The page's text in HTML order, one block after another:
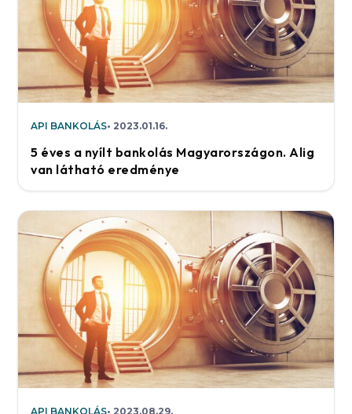
API BANKOLÁS 2023.01.16.
5 éves a nyílt bankolás Magyarországon. Alig
van látható eredménye
API BANKOLÁS 2023.08.29.